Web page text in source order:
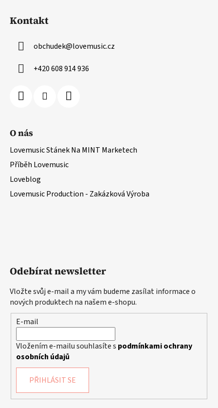
Kontakt
obchudek@lovemusic.cz
+420 608 914 936
O nás
Lovemusic Stánek Na MINT Marketech
Příběh Lovemusic
Loveblog
Lovemusic Production - Zakázková Výroba
Odebírat newsletter
Vložte svůj e-mail a my vám budeme zasílat informace o
nových produktech na našem e-shopu.
E-mail
Vložením e-mailu souhlasíte s podmínkami ochrany
osobních údajů
PŘIHLÁSIT SE